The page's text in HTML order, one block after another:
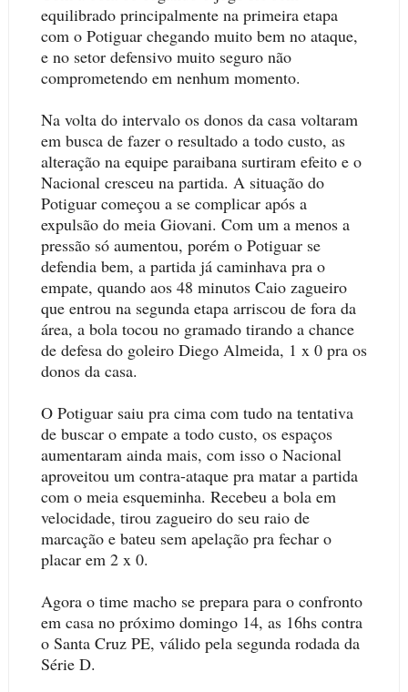
equilibrado principalmente na primeira etapa
com o Potiguar chegando muito bem no ataque,
e no setor defensivo muito seguro não
comprometendo em nenhum momento.
Na volta do intervalo os donos da casa voltaram
em busca de fazer o resultado a todo custo, as
alteração na equipe paraibana surtiram efeito e o
Nacional cresceu na partida. A situação do
Potiguar começou a se complicar após a
expulsão do meia Giovani. Com um a menos a
pressão só aumentou, porém o Potiguar se
defendia bem, a partida já caminhava pra o
empate, quando aos 48 minutos Caio zagueiro
que entrou na segunda etapa arriscou de fora da
área, a bola tocou no gramado tirando a chance
de defesa do goleiro Diego Almeida, 1 x 0 pra os
donos da casa.
O Potiguar saiu pra cima com tudo na tentativa
de buscar o empate a todo custo, os espaços
aumentaram ainda mais, com isso o Nacional
aproveitou um contra-ataque pra matar a partida
com o meia esqueminha. Recebeu a bola em
velocidade, tirou zagueiro do seu raio de
marcação e bateu sem apelação pra fechar o
placar em 2 x 0.
Agora o time macho se prepara para o confronto
em casa no próximo domingo 14, as 16hs contra
o Santa Cruz PE, válido pela segunda rodada da
Série D.